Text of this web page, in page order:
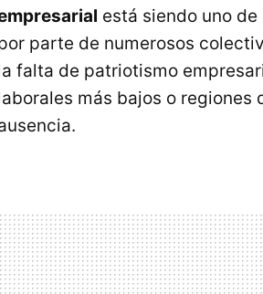
está siendo uno
parte de numerosos
falta de patriotismo
más bajos o regiones